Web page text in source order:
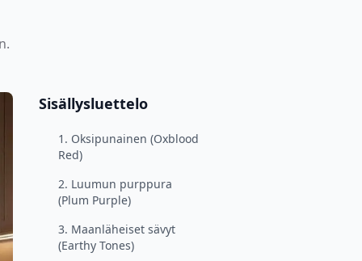
Sisällysluettelo
1. Oksipunainen (Oxblood
Red)
2. Luumun purppura
(Plum Purple)
3. Maanläheiset sävyt
(Earthy Tones)